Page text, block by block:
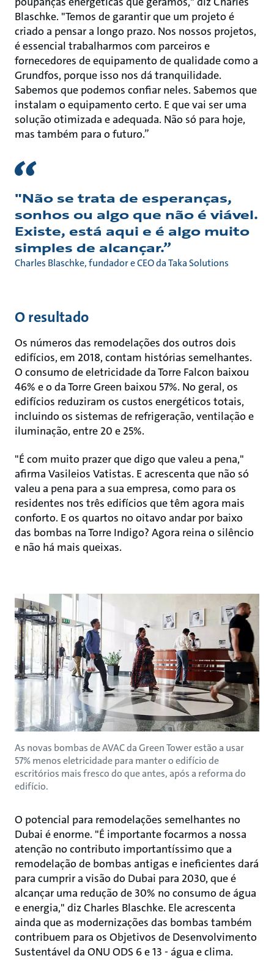
Blaschke. "Temos de garantir que um projeto é
criado a pensar a longo prazo. Nos nossos projetos,
é essencial trabalharmos com parceiros e
fornecedores de equipamento de qualidade como a
Grundfos, porque isso nos dá tranquilidade.
Sabemos que podemos confiar neles. Sabemos que
instalam o equipamento certo. E que vai ser uma
solução otimizada e adequada. Não só para hoje,
mas também para o futuro.”
"Não se trata de esperanças,
sonhos ou algo que não é viável.
Existe, está aqui e é algo muito
simples de alcançar.”
Charles Blaschke, fundador e CEO da Taka Solutions
O resultado
Os números das remodelações dos outros dois
edifícios, em 2018, contam histórias semelhantes.
O consumo de eletricidade da Torre Falcon baixou
46% e o da Torre Green baixou 57%. No geral, os
edifícios reduziram os custos energéticos totais,
incluindo os sistemas de refrigeração, ventilação e
iluminação, entre 20 e 25%.
"É com muito prazer que digo que valeu a pena,"
afirma Vasileios Vatistas. E acrescenta que não só
valeu a pena para a sua empresa, como para os
residentes nos três edifícios que têm agora mais
conforto. E os quartos no oitavo andar por baixo
das bombas na Torre Indigo? Agora reina o silêncio
e não há mais queixas.
As novas bombas de AVAC da Green Tower estão a usar
57% menos eletricidade para manter o edifício de
escritórios mais fresco do que antes, após a reforma do
edifício.
O potencial para remodelações semelhantes no
Dubai é enorme. "É importante focarmos a nossa
atenção no contributo importantíssimo que a
remodelação de bombas antigas e ineficientes dará
para cumprir a visão do Dubai para 2030, que é
alcançar uma redução de 30% no consumo de água
e energia," diz Charles Blaschke. Ele acrescenta
ainda que as modernizações das bombas também
contribuem para os Objetivos de Desenvolvimento
Sustentável da ONU ODS 6 e 13 - água e clima.